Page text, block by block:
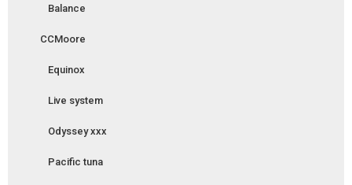
Balance
CCMoore
Equinox
Live system
Odyssey xxx
Pacific tuna